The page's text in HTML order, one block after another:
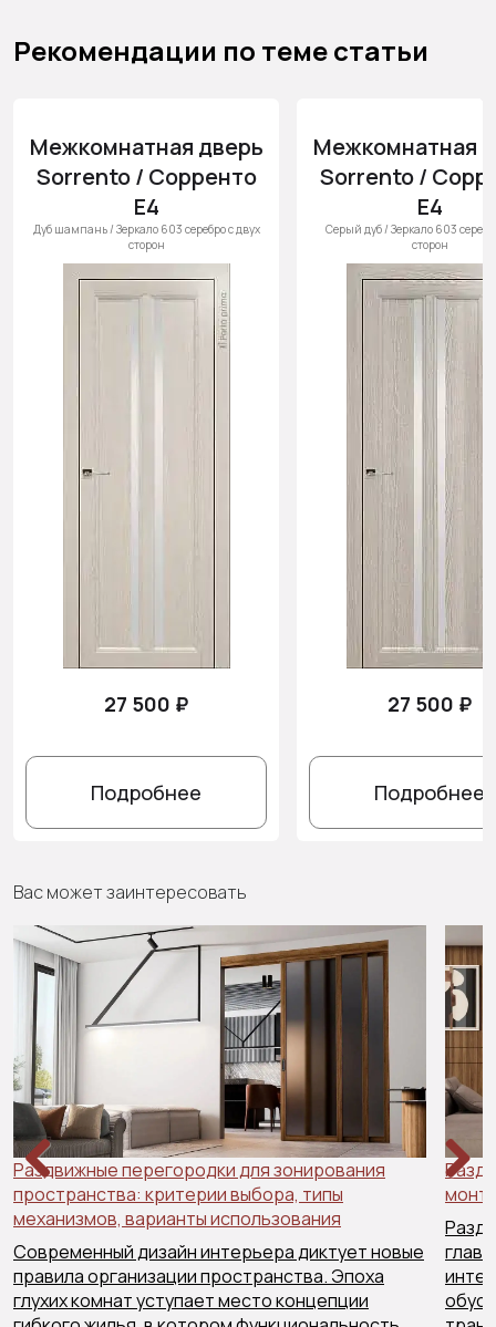
Рекомендации по теме статьи
Межкомнатная дверь
Sorrento / Сорренто
Е4
Дуб шампань / Зеркало 603 серебро с двух
сторон
27 500 ₽
Подробнее
Межкомнатная
Sorrento /
Е4
Серый дуб / Зеркало 603
сторон
27 500 ₽
Подробнее
Вас может заинтересовать
Раздвижные перегородки для зонирования
пространства: критерии выбора, типы
механизмов, варианты использования
Современный дизайн интерьера диктует новые
правила организации пространства. Эпоха
глухих комнат уступает место концепции
Previous Next